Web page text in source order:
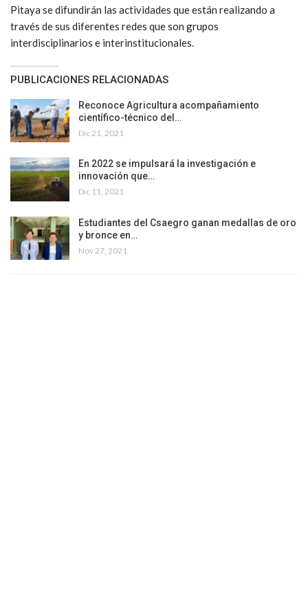
Pitaya se difundirán las actividades que están realizando a
través de sus diferentes redes que son grupos
interdisciplinarios e interinstitucionales.
PUBLICACIONES RELACIONADAS
Reconoce Agricultura acompañamiento
científico-técnico del…
Dic 21, 2021
En 2022 se impulsará la investigación e
innovación que…
Dic 11, 2021
Estudiantes del Csaegro ganan medallas de oro
y bronce en…
Nov 27, 2021